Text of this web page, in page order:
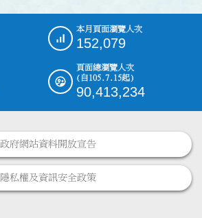
本月頁面瀏覽人次
152,079
頁面總瀏覽人次
(自105.7.15起)
90,413,234
政府網站資料開放宣告
隱私權及資訊安全政策